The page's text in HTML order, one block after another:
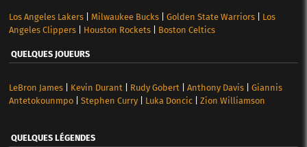
Los Angeles Lakers| Milwaukee Bucks| Golden State Warriors| Los
Angeles Clippers| Houston Rockets| Boston Celtics
QUELQUES JOUEURS
LeBron James| Kevin Durant Rudy Gobert Anthony Davis| Giannis
Antetokounmpo| Stephen Curry| Luka Doncic| Zion Williamson
QUELQUES LÉGENDES